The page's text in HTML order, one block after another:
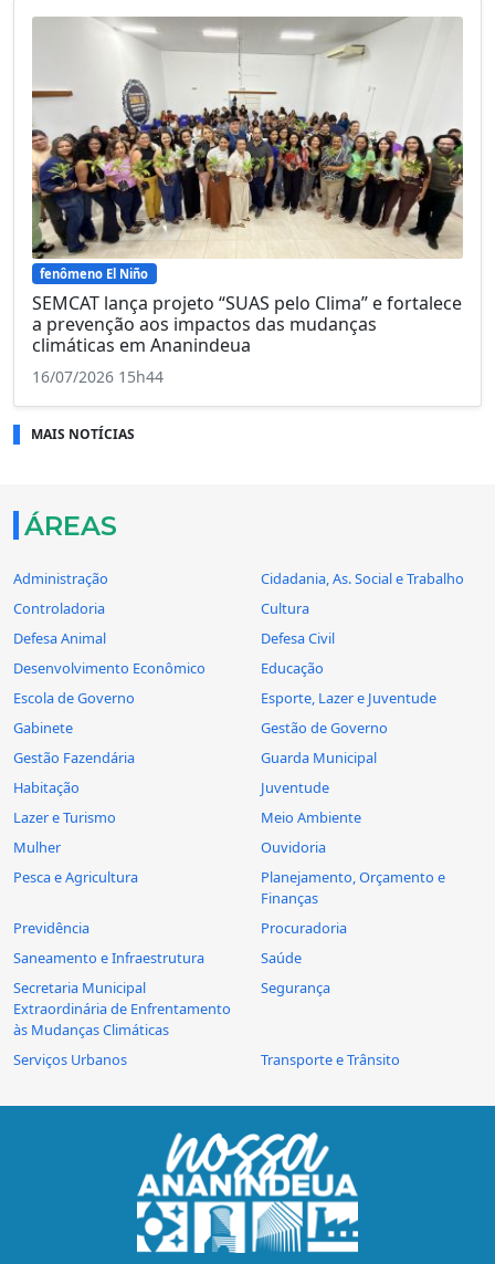
fenômeno El Niño
SEMCAT lança projeto “SUAS pelo Clima” e fortalece
a prevenção aos impactos das mudanças
climáticas em Ananindeua
16/07/2026 15h44
MAIS NOTÍCIAS
ÁREAS
Administração
Cidadania, As. Social e Trabalho
Controladoria
Cultura
Defesa Animal
Defesa Civil
Desenvolvimento Econômico
Educação
Escola de Governo
Esporte, Lazer e Juventude
Gabinete
Gestão de Governo
Gestão Fazendária
Guarda Municipal
Habitação
Juventude
Lazer e Turismo
Meio Ambiente
Mulher
Ouvidoria
Pesca e Agricultura
Planejamento, Orçamento e
Finanças
Previdência
Procuradoria
Saneamento e Infraestrutura
Saúde
Secretaria Municipal
Extraordinária de Enfrentamento
às Mudanças Climáticas
Segurança
Serviços Urbanos Transporte e Trânsito